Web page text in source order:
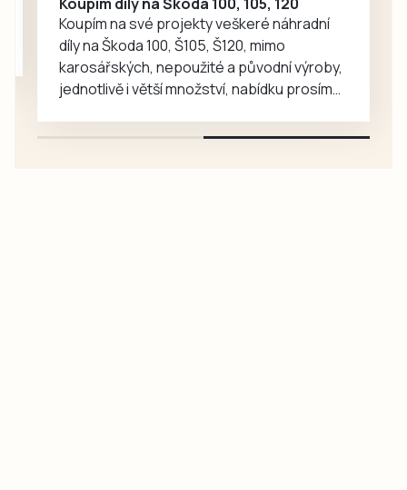
Koupím na své projekty veškeré náhradní
díly na Škoda 100, Š105, Š120, mimo
karosářských, nepoužité a původní výroby,
jednotlivě i větší množství, nabídku prosím